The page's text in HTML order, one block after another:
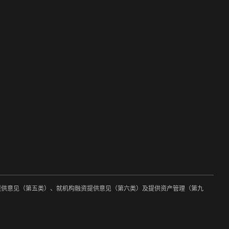
意见（第五类）、就机构融资提供意见（第六类）及提供资产管理（第九